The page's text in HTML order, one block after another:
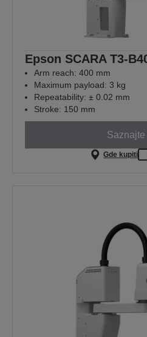
Epson SCARA T3-
Arm reach: 400 mm
Maximum payload: 3 kg
Repeatability: ± 0.02 mm
Stroke: 150 mm
Saznajte
Gde kupiti